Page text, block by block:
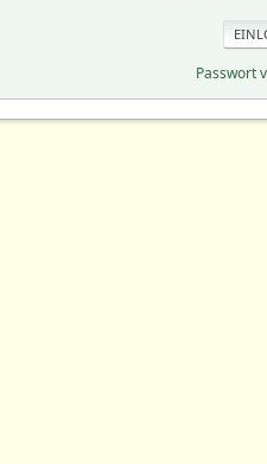
Passwort